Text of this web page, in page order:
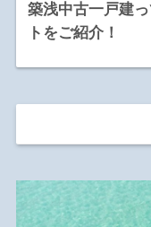
築浅中古一戸建
トをご紹介！